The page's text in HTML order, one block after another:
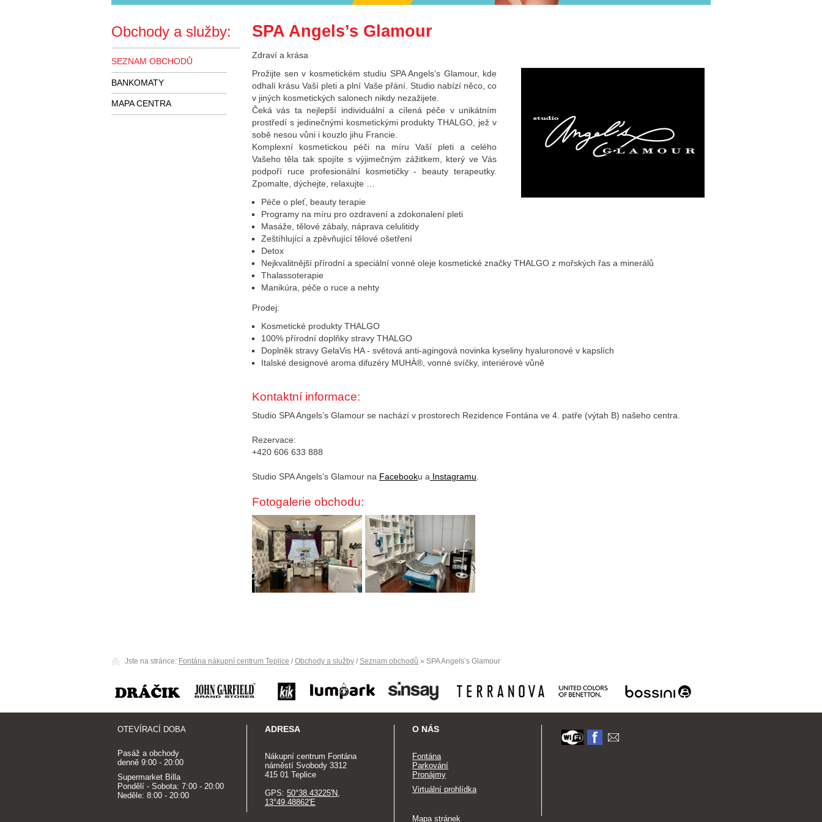
Obchody a služby:
SEZNAM OBCHODŮ
BANKOMATY
MAPA CENTRA
SPA Angels’s Glamour
Zdraví a krása
Prožijte sen v kosmetickém studiu SPA Angels’s Glamour, kde
odhalí krásu Vaší pleti a plní Vaše přání. Studio nabízí něco, co
v jiných kosmetických salonech nikdy nezažijete.
Čeká vás ta nejlepší individuální a cílená péče v unikátním
prostředí s jedinečnými kosmetickými produkty THALGO, jež v
sobě nesou vůni i kouzlo jihu Francie.
Komplexní kosmetickou péči na míru Vaší pleti a celého
Vašeho těla tak spojíte s výjimečným zážitkem, který ve Vás
podpoří ruce profesionální kosmetičky - beauty terapeutky.
Zpomalte, dýchejte, relaxujte …
Péče o pleť, beauty terapie
Programy na míru pro ozdravení a zdokonalení pleti
Masáže, tělové zábaly, náprava celulitidy
Zeštíhlující a zpěvňující tělové ošetření
Detox
Nejkvalitnější přírodní a speciální vonné oleje kosmetické značky THALGO z mořských řas a minerálů
Thalassoterapie
Manikúra, péče o ruce a nehty
Prodej:
Kosmetické produkty THALGO
100% přírodní doplňky stravy THALGO
Doplněk stravy GelaVis HA - světová anti-agingová novinka kyseliny hyaluronové v kapslích
Italské designové aroma difuzéry MUHÀ®, vonné svíčky, interiérové vůně
Kontaktní informace:
Studio SPA Angels’s Glamour se nachází v prostorech Rezidence Fontána ve 4. patře (výtah B) našeho centra.
Rezervace:
+420 606 633 888
Studio SPA Angels’s Glamour na Facebooku a Instagramu.
Fotogalerie obchodu:
Jste na stránce: Fontána nákupní centrum Teplice /Obchody a služby / Seznam obchodů » SPA Angels’s Glamour
OTEVÍRACÍ DOBA
Pasáž a obchody
denně 9:00 - 20:00
Supermarket Billa
Pondělí - Sobota: 7:00 - 20:00
Neděle: 8:00 - 20:00
ADRESA
Nákupní centrum Fontána
náměstí Svobody 3312
415 01 Teplice
GPS: 50°38.43225'N,
13°49.48862'E
O NÁS
Fontána
Parkování
Pronájmy
Virtuální prohlídka
Mapa stránek